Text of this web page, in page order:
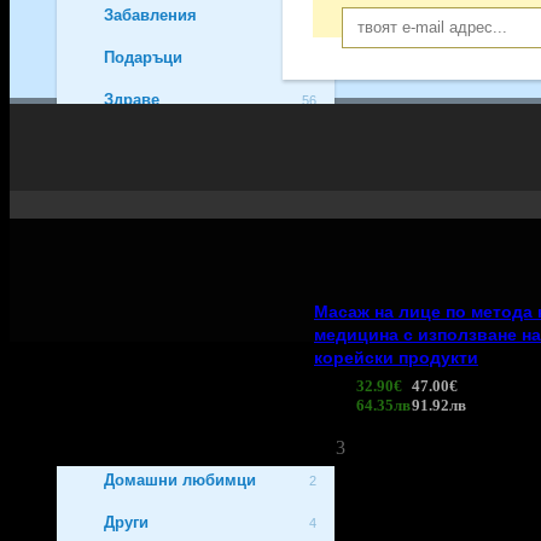
Масаж на лице по метода
медицина с използване
корейски продукти
32.90€
64.35лв
47.00€
91.92лв
3
Забавления
Подаръци
56
Здраве
108
2
Домашни любимци
4
Други